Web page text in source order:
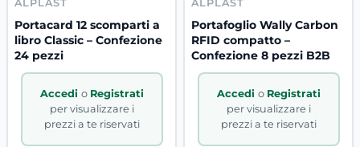
ALPLAST
Portacard 12 scomparti a
libro Classic – Confezione
24 pezzi
Accedi o Registrati
per visualizzare i
prezzi a te riservati
ALPLAST
Portafoglio Wally Carbon
RFID compatto –
Confezione 8 pezzi B2B
Accedi o Registrati
per visualizzare i
prezzi a te riservati